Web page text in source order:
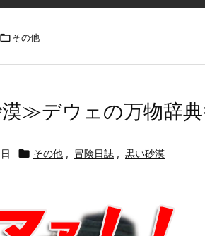
その他
≫デウェの万物辞
 その他 , 冒険日誌 , 黒い砂漠